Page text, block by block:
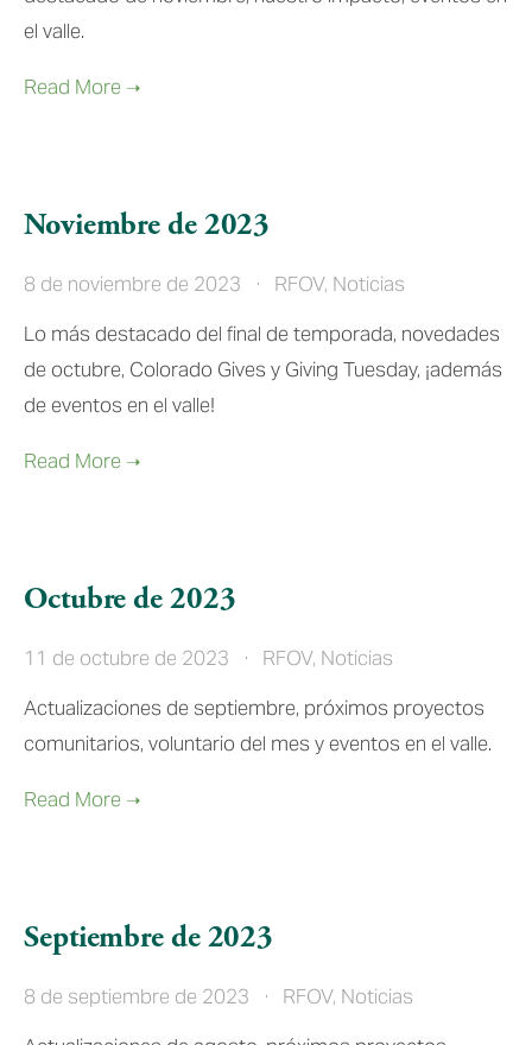
el valle.
Noviembre de 2023
8 de noviembre de 2023 RFOV, Noticias
Lo más destacado del final de temporada, novedades
de octubre, Colorado Gives y Giving Tuesday, ¡además
de eventos en el valle!
Octubre de 2023
11 de octubre de 2023 RFOV, Noticias
Actualizaciones de septiembre, próximos proyectos
comunitarios, voluntario del mes y eventos en el valle.
Septiembre de 2023
8 de septiembre de 2023 RFOV, Noticias